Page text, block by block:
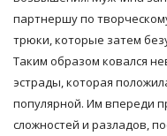
партнершу по
трюки, которые затем
Таким образом ковался
эстрады, которая
популярной. Им впереди
сложностей и разладов,